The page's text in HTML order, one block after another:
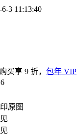
3 11:13:40
购买享 9 折， 包年 VIP
原图